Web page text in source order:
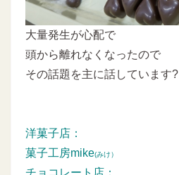
大量発生が心配で
頭から離れなくなったので
その話題を主に話しています?
洋菓子店：
菓子工房mike(みけ）
チョコレート店：